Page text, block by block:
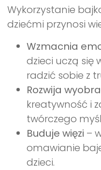
Wykorzystanie
dziećmi przynosi
Wzmacnia
dzieci uczą się
radzić sobie z
Rozwija
kreatywność i
twórczego
Buduje więzi –
omawianie
dzieci.